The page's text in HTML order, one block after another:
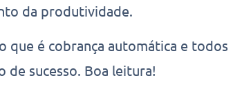
da produtividade.
que é cobrança automática e todos
de sucesso. Boa leitura!